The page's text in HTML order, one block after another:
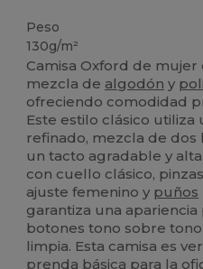
Peso
130g/m²
Camisa Oxford de
mezcla de algodón y
ofreciendo comodidad
Este estilo clásico utiliza
refinado, mezcla de
un tacto agradable y
con cuello clásico,
ajuste femenino y puños
garantiza una
botones tono sobre
limpia. Esta camisa es
prenda básica para la